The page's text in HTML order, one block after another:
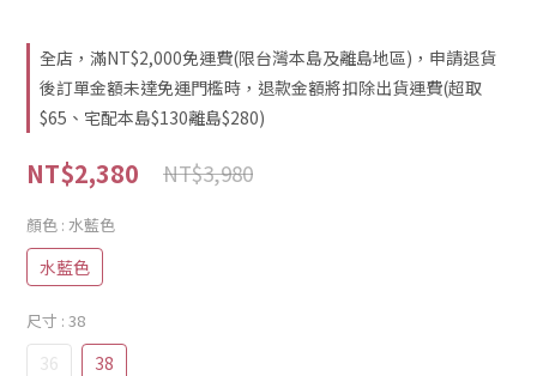
全店，滿NT$2,000免運費(限台灣本島及離島地區)，申請退貨
後訂單金額未達免運門檻時，退款金額將扣除出貨運費(超取
$65、宅配本島$130離島$280)
NT$2,380 NT$3,980
顏色 : 水藍色
水藍色
尺寸 : 38
36 38